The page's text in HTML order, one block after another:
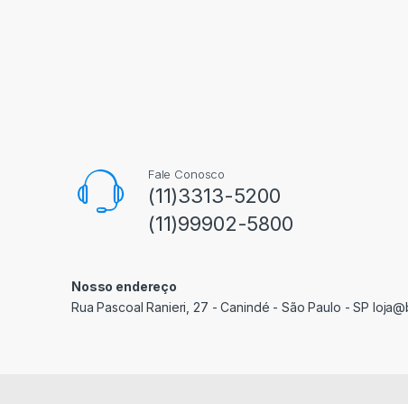
Fale Conosco
(11)3313-5200
(11)99902-5800
Nosso endereço
Rua Pascoal Ranieri, 27 - Canindé - São Paulo - SP